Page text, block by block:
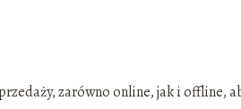
zarówno online, jak i offline,